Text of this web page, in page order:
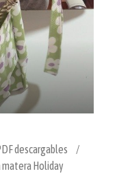
descargables
Holiday